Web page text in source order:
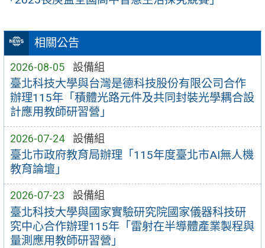
相關公告
2026-08-05 設備組
臺北科技大學與台灣是德科技股份有限公司合作
辦理115年「積體光路元件及共同封裝光學耦合設
計應用教師研習營」
2026-07-24 設備組
臺北市政府教育局辦理「115年度臺北市AI無人機
教育論壇」
2026-07-23 設備組
臺北科技大學與國家實驗研究院國家儀器科技研
究中心合作辦理115年「雷射在半導體產業製程與
量測應用教師研習營」